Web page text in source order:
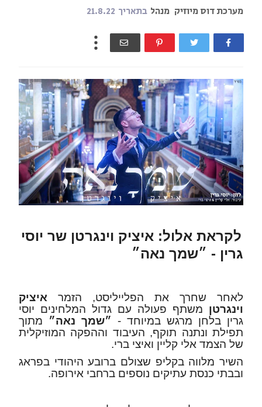
מערכת דוס מיוזיק מנהל בתאריך 21.8.22
לקראת אלול: איציק וינגרטן שר יוסי
גרין - ״שמך נאה״
לאחר שחרך את הפלייליסט, הזמר איציק
וינגרטן משתף פעולה עם גדול המלחינים יוסי
גרין בלחן מרגש במיוחד - ״שמך נאה״ מתוך
תפילת ונתנה תוקף, העיבוד וההפקה המוזיקלית
של הצמד אלי קליין ואיצי ברי.
השיר מלווה בקליפ שצולם ברובע היהודי בפראג
ובבתי כנסת עתיקים נוספים ברחבי אירופה.